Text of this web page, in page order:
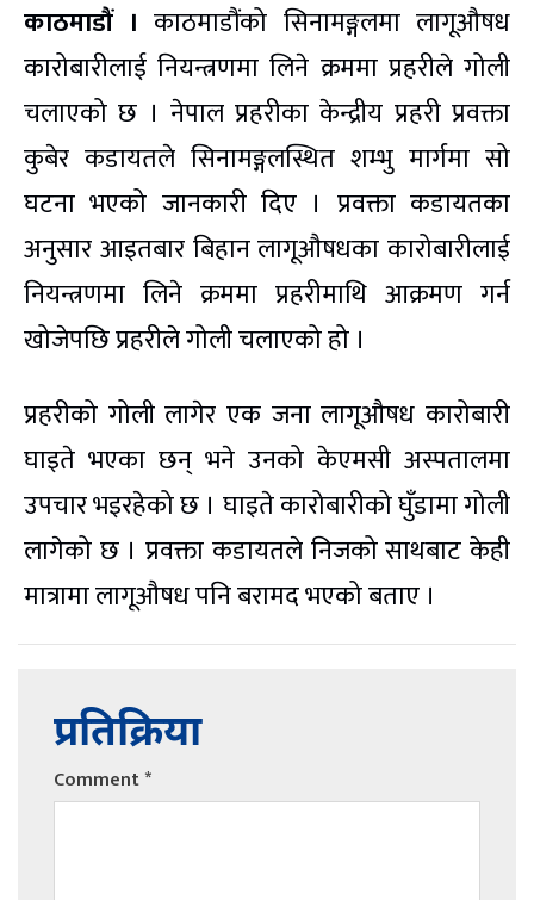
काठमाडौं । काठमाडौंको सिनामङ्गलमा लागूऔषध
कारोबारीलाई नियन्त्रणमा लिने क्रममा प्रहरीले गोली
चलाएको छ । नेपाल प्रहरीका केन्द्रीय प्रहरी प्रवक्ता
कुबेर कडायतले सिनामङ्गलस्थित शम्भु मार्गमा सो
घटना भएको जानकारी दिए । प्रवक्ता कडायतका
अनुसार आइतबार बिहान लागूऔषधका कारोबारीलाई
नियन्त्रणमा लिने क्रममा प्रहरीमाथि आक्रमण गर्न
खोजेपछि प्रहरीले गोली चलाएको हो ।
प्रहरीको गोली लागेर एक जना लागूऔषध कारोबारी
घाइते भएका छन् भने उनको केएमसी अस्पतालमा
उपचार भइरहेको छ । घाइते कारोबारीको घुँडामा गोली
लागेको छ । प्रवक्ता कडायतले निजको साथबाट केही
मात्रामा लागूऔषध पनि बरामद भएको बताए ।
प्रतिक्रिया
Comment*